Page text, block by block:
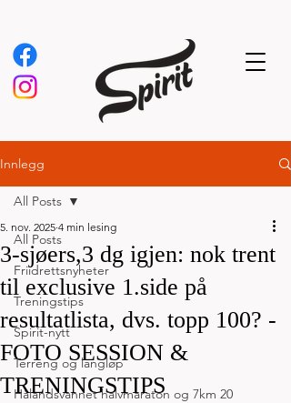
Innlegg
All Posts
Friidrettsnyheter
Treningstips
Spirit-nytt
Terreng og langløp
Hålandsvannet halvmaraton og 7km 20
All Posts
3-sjøers,3 dg igjen: nok trent
til exclusive 1.side på
resultatlista, dvs. topp 100? -
FOTO SESSION &
TRENINGSTIPS
5. nov. 2025 4 min lesing